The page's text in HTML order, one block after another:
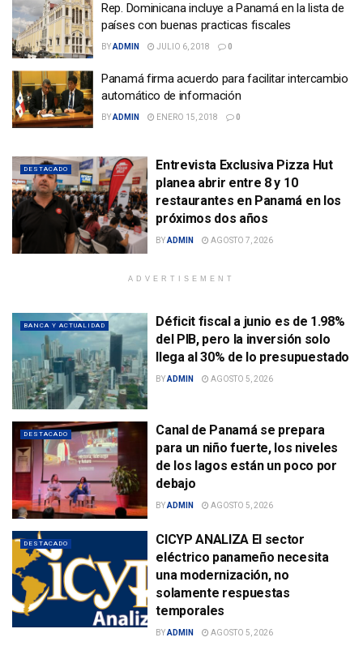
Rep. Dominicana incluye a Panamá en la lista de
países con buenas practicas fiscales
BYADMIN JULIO 6, 2018 0
Panamá firma acuerdo para facilitar intercambio
automático de información
BYADMIN ENERO 15, 2018 0
DESTACADO
Entrevista Exclusiva Pizza Hut
planea abrir entre 8 y 10
restaurantes en Panamá en los
próximos dos años
BYADMIN AGOSTO 7, 2026
ADVERTISEMENT
BANCA Y ACTUALIDAD
Déficit fiscal a junio es de 1.98%
del PIB, pero la inversión solo
llega al 30% de lo presupuestado
BYADMIN AGOSTO 5, 2026
DESTACADO
Canal de Panamá se prepara
para un niño fuerte, los niveles
de los lagos están un poco por
debajo
BYADMIN AGOSTO 5, 2026
DESTACADO
CICYP ANALIZA El sector
eléctrico panameño necesita
una modernización, no
solamente respuestas
temporales
BYADMIN AGOSTO 5, 2026